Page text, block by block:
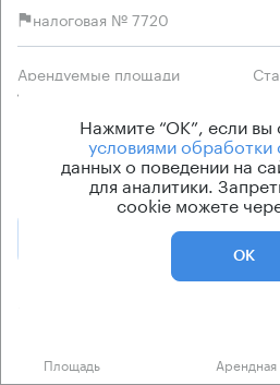
налоговая № 7720
Арендуемые площади
1260 кв.м
Класс офисов
Получить
Площадь Арендная
Нажмите “ОК”, если вы
условиями обработки
данных о поведении на
для аналитики.
cookie можете
ОК